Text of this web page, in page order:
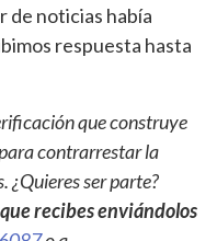
de noticias había
respuesta hasta
que construye
contrarrestar la
¿Quieres ser parte?
recibes enviándolos